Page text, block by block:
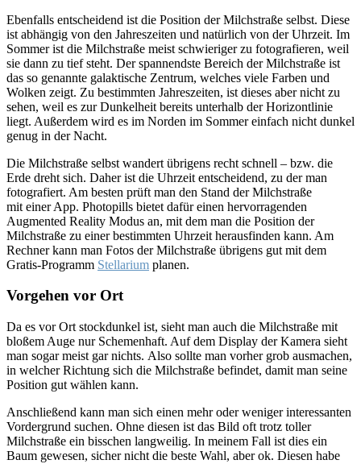
Ebenfalls entscheidend ist die Position der Milchstraße selbst. Diese
ist abhängig von den Jahreszeiten und natürlich von der Uhrzeit. Im
Sommer ist die Milchstraße meist schwieriger zu fotografieren, weil
sie dann zu tief steht. Der spannendste Bereich der Milchstraße ist
das so genannte galaktische Zentrum, welches viele Farben und
Wolken zeigt. Zu bestimmten Jahreszeiten, ist dieses aber nicht zu
sehen, weil es zur Dunkelheit bereits unterhalb der Horizontlinie
liegt. Außerdem wird es im Norden im Sommer einfach nicht dunkel
genug in der Nacht.
Die Milchstraße selbst wandert übrigens recht schnell – bzw. die
Erde dreht sich. Daher ist die Uhrzeit entscheidend, zu der man
fotografiert. Am besten prüft man den Stand der Milchstraße
mit einer App. Photopills bietet dafür einen hervorragenden
Augmented Reality Modus an, mit dem man die Position der
Milchstraße zu einer bestimmten Uhrzeit herausfinden kann. Am
Rechner kann man Fotos der Milchstraße übrigens gut mit dem
Gratis-Programm Stellarium planen.
Vorgehen vor Ort
Da es vor Ort stockdunkel ist, sieht man auch die Milchstraße mit
bloßem Auge nur Schemenhaft. Auf dem Display der Kamera sieht
man sogar meist gar nichts. Also sollte man vorher grob ausmachen,
in welcher Richtung sich die Milchstraße befindet, damit man seine
Position gut wählen kann.
Anschließend kann man sich einen mehr oder weniger interessanten
Vordergrund suchen. Ohne diesen ist das Bild oft trotz toller
Milchstraße ein bisschen langweilig. In meinem Fall ist dies ein
Baum gewesen, sicher nicht die beste Wahl, aber ok. Diesen habe